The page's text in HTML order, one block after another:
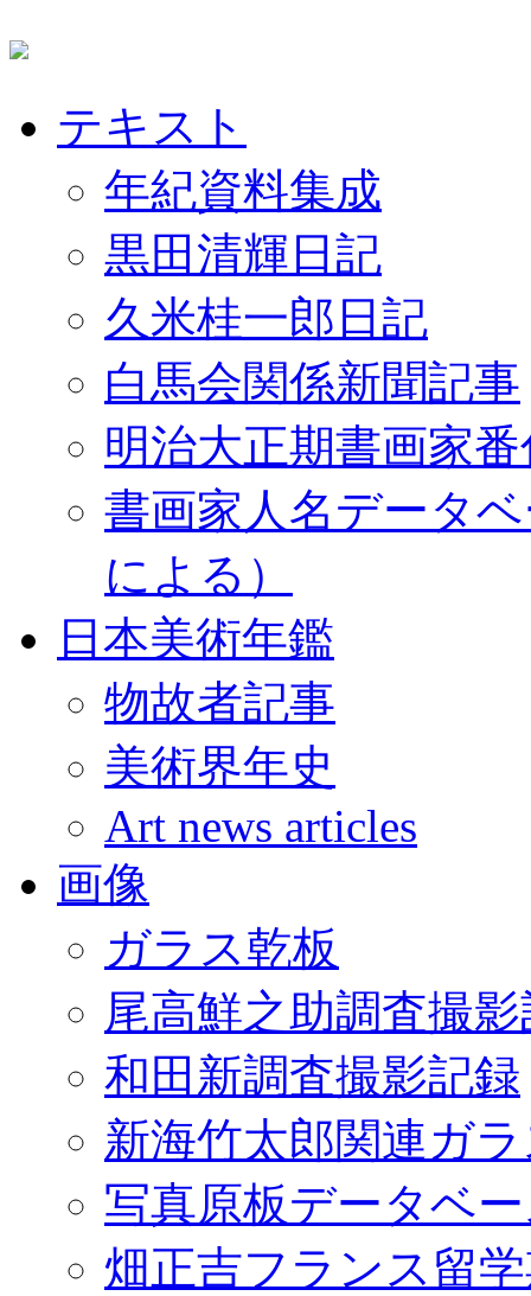
テキスト
年紀資料集成
黒田清輝日記
久米桂一郎日記
白馬会関係新聞記事
明治大正期書画家
書画家人名データ
による）
日本美術年鑑
物故者記事
美術界年史
Art news articles
画像
ガラス乾板
尾高鮮之助調査撮
和田新調査撮影記録
新海竹太郎関連ガ
写真原板データベ
畑正吉フランス留